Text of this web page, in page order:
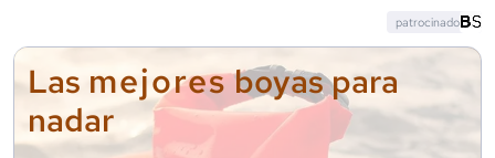
Las mejoresboyas para
nadar
patrocinado